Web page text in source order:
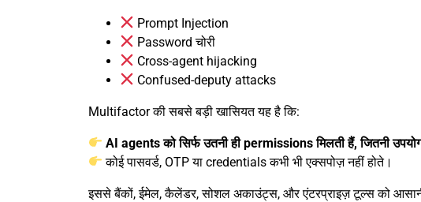
Prompt Injection
Password चोरी
Cross-agent hijacking
Confused-deputy attacks
Multifactor की सबसे बड़ी खासियत यह है कि:
AI agents को सिर्फ उतनी ही permissions मिलती हैं, जितनी
कोई पासवर्ड, OTP या credentials कभी भी एक्सपोज़ नहीं होते।
इससे बैंकों, ईमेल, कैलेंडर, सोशल अकाउंट्स, और एंटरप्राइज़ टूल्स को